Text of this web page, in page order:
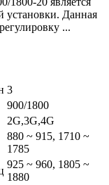
установки. Данная
...
3
900/1800
2G,3G,4G
880 ~ 915, 1710 ~
1785
925 ~ 960, 1805 ~
1880